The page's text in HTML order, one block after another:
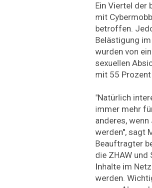
Ein Viertel der
mit
betroffen.
Belästigung
wurden von
sexuellen
mit 55
"Natürlich
immer mehr
anderes,
werden", sagt
Beauftragter
die ZHAW
Inhalte im
werden.